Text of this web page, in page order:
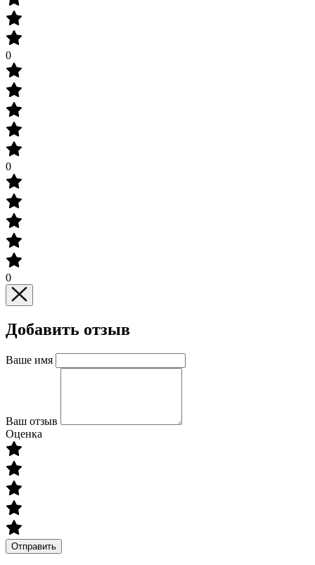
0
0
0
Добавить отзыв
Ваше имя
Ваш отзыв
Оценка
Отправить